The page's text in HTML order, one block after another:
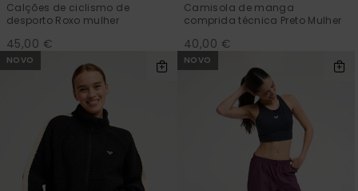
Calções de ciclismo de
desporto Roxo mulher
45,00 €
Camisola de manga
comprida técnica Preto Mulher
40,00 €
NOVO NOVO